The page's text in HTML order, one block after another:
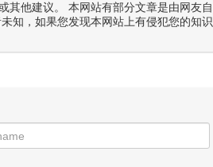
其他建议。 本网站有部分文章是由网友自
知，如果您发现本网站上有侵犯您的知识